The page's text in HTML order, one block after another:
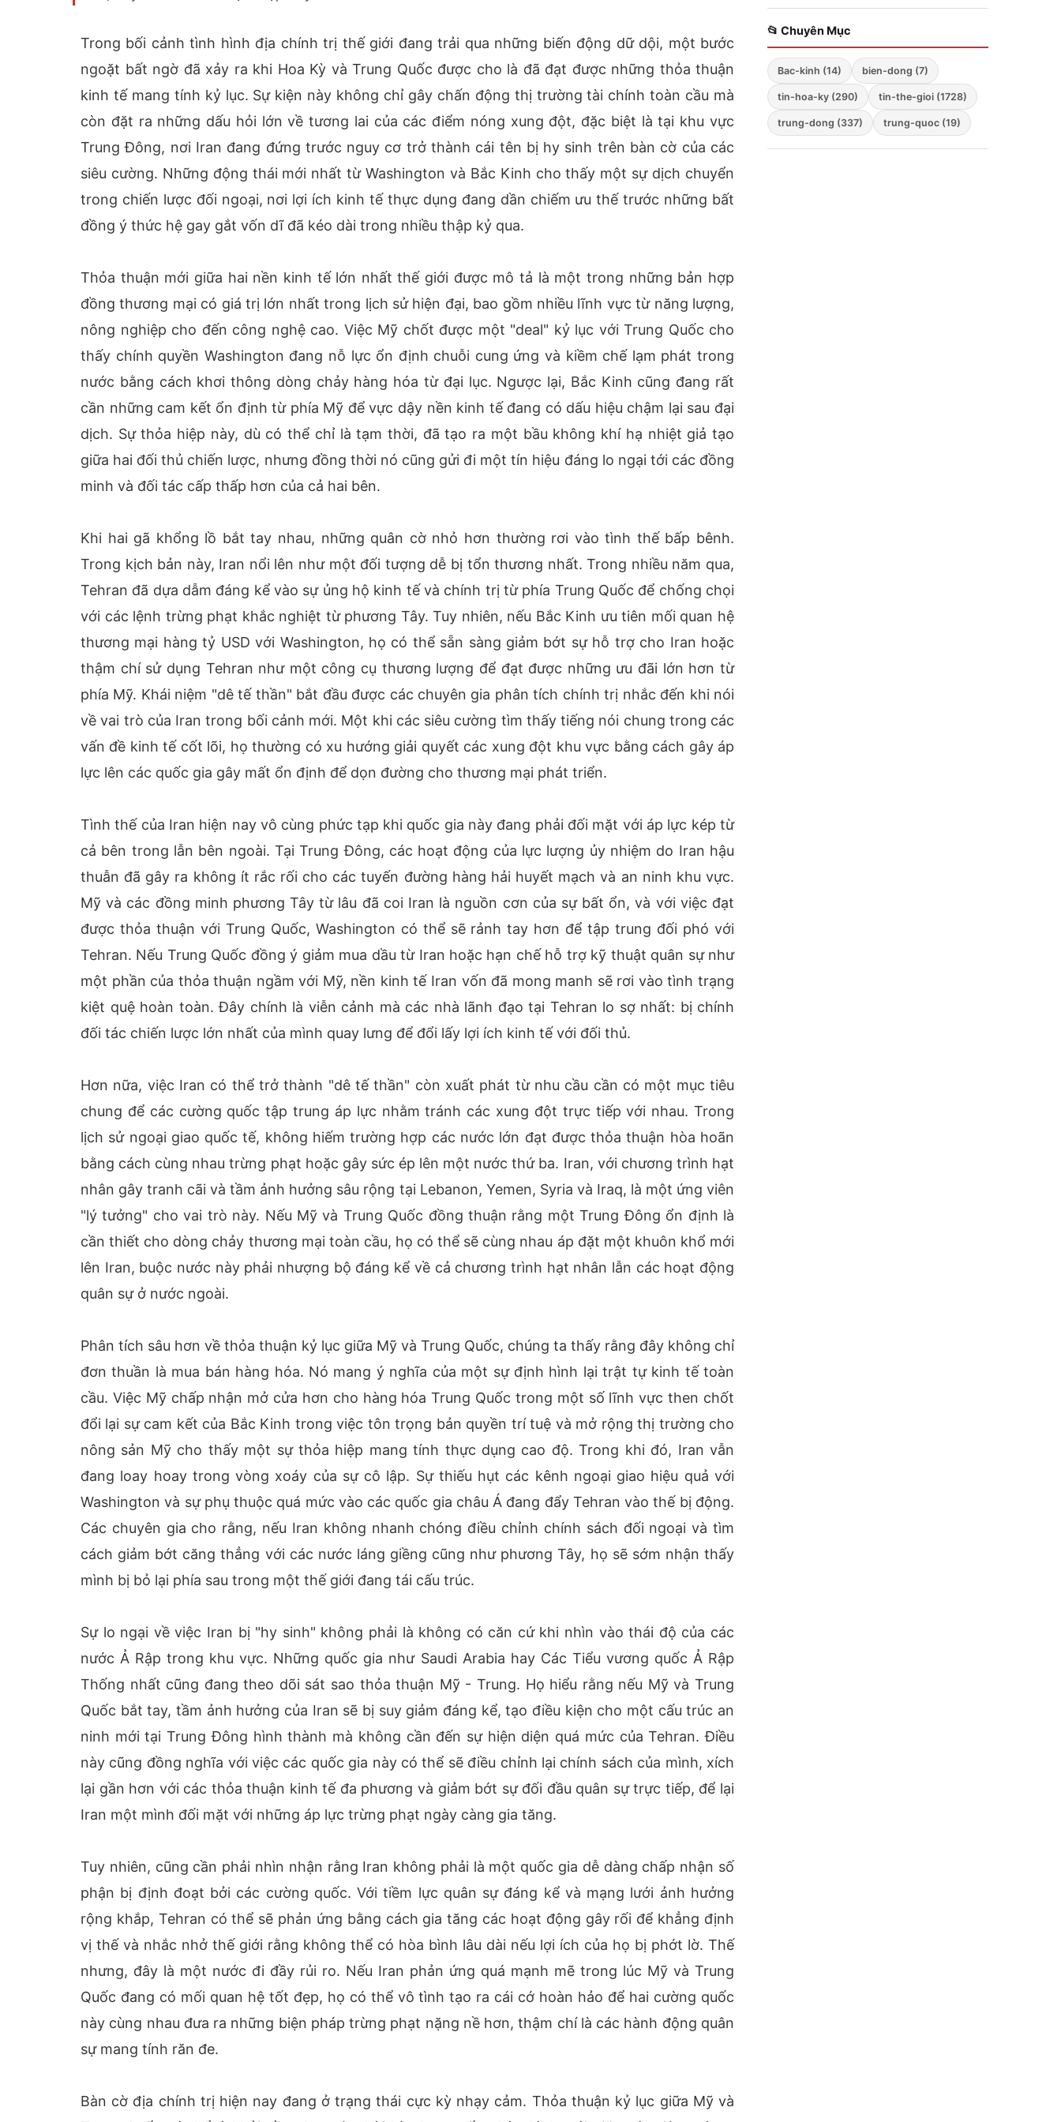
Trong bối cảnh tình hình địa chính trị thế giới đang trải qua những biến động dữ dội, một bước
ngoặt bất ngờ đã xảy ra khi Hoa Kỳ và Trung Quốc được cho là đã đạt được những thỏa thuận
kinh tế mang tính kỷ lục. Sự kiện này không chỉ gây chấn động thị trường tài chính toàn cầu mà
còn đặt ra những dấu hỏi lớn về tương lai của các điểm nóng xung đột, đặc biệt là tại khu vực
Trung Đông, nơi Iran đang đứng trước nguy cơ trở thành cái tên bị hy sinh trên bàn cờ của các
siêu cường. Những động thái mới nhất từ Washington và Bắc Kinh cho thấy một sự dịch chuyển
trong chiến lược đối ngoại, nơi lợi ích kinh tế thực dụng đang dần chiếm ưu thế trước những bất
đồng ý thức hệ gay gắt vốn dĩ đã kéo dài trong nhiều thập kỷ qua.
Thỏa thuận mới giữa hai nền kinh tế lớn nhất thế giới được mô tả là một trong những bản hợp
đồng thương mại có giá trị lớn nhất trong lịch sử hiện đại, bao gồm nhiều lĩnh vực từ năng lượng,
nông nghiệp cho đến công nghệ cao. Việc Mỹ chốt được một "deal" kỷ lục với Trung Quốc cho
thấy chính quyền Washington đang nỗ lực ổn định chuỗi cung ứng và kiềm chế lạm phát trong
nước bằng cách khơi thông dòng chảy hàng hóa từ đại lục. Ngược lại, Bắc Kinh cũng đang rất
cần những cam kết ổn định từ phía Mỹ để vực dậy nền kinh tế đang có dấu hiệu chậm lại sau đại
dịch. Sự thỏa hiệp này, dù có thể chỉ là tạm thời, đã tạo ra một bầu không khí hạ nhiệt giả tạo
giữa hai đối thủ chiến lược, nhưng đồng thời nó cũng gửi đi một tín hiệu đáng lo ngại tới các đồng
minh và đối tác cấp thấp hơn của cả hai bên.
Khi hai gã khổng lồ bắt tay nhau, những quân cờ nhỏ hơn thường rơi vào tình thế bấp bênh.
Trong kịch bản này, Iran nổi lên như một đối tượng dễ bị tổn thương nhất. Trong nhiều năm qua,
Tehran đã dựa dẫm đáng kể vào sự ủng hộ kinh tế và chính trị từ phía Trung Quốc để chống chọi
với các lệnh trừng phạt khắc nghiệt từ phương Tây. Tuy nhiên, nếu Bắc Kinh ưu tiên mối quan hệ
thương mại hàng tỷ USD với Washington, họ có thể sẵn sàng giảm bớt sự hỗ trợ cho Iran hoặc
thậm chí sử dụng Tehran như một công cụ thương lượng để đạt được những ưu đãi lớn hơn từ
phía Mỹ. Khái niệm "dê tế thần" bắt đầu được các chuyên gia phân tích chính trị nhắc đến khi nói
về vai trò của Iran trong bối cảnh mới. Một khi các siêu cường tìm thấy tiếng nói chung trong các
vấn đề kinh tế cốt lõi, họ thường có xu hướng giải quyết các xung đột khu vực bằng cách gây áp
lực lên các quốc gia gây mất ổn định để dọn đường cho thương mại phát triển.
Tình thế của Iran hiện nay vô cùng phức tạp khi quốc gia này đang phải đối mặt với áp lực kép từ
cả bên trong lẫn bên ngoài. Tại Trung Đông, các hoạt động của lực lượng ủy nhiệm do Iran hậu
thuẫn đã gây ra không ít rắc rối cho các tuyến đường hàng hải huyết mạch và an ninh khu vực.
Mỹ và các đồng minh phương Tây từ lâu đã coi Iran là nguồn cơn của sự bất ổn, và với việc đạt
được thỏa thuận với Trung Quốc, Washington có thể sẽ rảnh tay hơn để tập trung đối phó với
Tehran. Nếu Trung Quốc đồng ý giảm mua dầu từ Iran hoặc hạn chế hỗ trợ kỹ thuật quân sự như
một phần của thỏa thuận ngầm với Mỹ, nền kinh tế Iran vốn đã mong manh sẽ rơi vào tình trạng
kiệt quệ hoàn toàn. Đây chính là viễn cảnh mà các nhà lãnh đạo tại Tehran lo sợ nhất: bị chính
đối tác chiến lược lớn nhất của mình quay lưng để đổi lấy lợi ích kinh tế với đối thủ.
Hơn nữa, việc Iran có thể trở thành "dê tế thần" còn xuất phát từ nhu cầu cần có một mục tiêu
chung để các cường quốc tập trung áp lực nhằm tránh các xung đột trực tiếp với nhau. Trong
lịch sử ngoại giao quốc tế, không hiếm trường hợp các nước lớn đạt được thỏa thuận hòa hoãn
bằng cách cùng nhau trừng phạt hoặc gây sức ép lên một nước thứ ba. Iran, với chương trình hạt
nhân gây tranh cãi và tầm ảnh hưởng sâu rộng tại Lebanon, Yemen, Syria và Iraq, là một ứng viên
"lý tưởng" cho vai trò này. Nếu Mỹ và Trung Quốc đồng thuận rằng một Trung Đông ổn định là
cần thiết cho dòng chảy thương mại toàn cầu, họ có thể sẽ cùng nhau áp đặt một khuôn khổ mới
lên Iran, buộc nước này phải nhượng bộ đáng kể về cả chương trình hạt nhân lẫn các hoạt động
quân sự ở nước ngoài.
Phân tích sâu hơn về thỏa thuận kỷ lục giữa Mỹ và Trung Quốc, chúng ta thấy rằng đây không chỉ
đơn thuần là mua bán hàng hóa. Nó mang ý nghĩa của một sự định hình lại trật tự kinh tế toàn
cầu. Việc Mỹ chấp nhận mở cửa hơn cho hàng hóa Trung Quốc trong một số lĩnh vực then chốt
đổi lại sự cam kết của Bắc Kinh trong việc tôn trọng bản quyền trí tuệ và mở rộng thị trường cho
nông sản Mỹ cho thấy một sự thỏa hiệp mang tính thực dụng cao độ. Trong khi đó, Iran vẫn
đang loay hoay trong vòng xoáy của sự cô lập. Sự thiếu hụt các kênh ngoại giao hiệu quả với
Washington và sự phụ thuộc quá mức vào các quốc gia châu Á đang đẩy Tehran vào thế bị động.
Các chuyên gia cho rằng, nếu Iran không nhanh chóng điều chỉnh chính sách đối ngoại và tìm
cách giảm bớt căng thẳng với các nước láng giềng cũng như phương Tây, họ sẽ sớm nhận thấy
mình bị bỏ lại phía sau trong một thế giới đang tái cấu trúc.
Sự lo ngại về việc Iran bị "hy sinh" không phải là không có căn cứ khi nhìn vào thái độ của các
nước Ả Rập trong khu vực. Những quốc gia như Saudi Arabia hay Các Tiểu vương quốc Ả Rập
Thống nhất cũng đang theo dõi sát sao thỏa thuận Mỹ - Trung. Họ hiểu rằng nếu Mỹ và Trung
Quốc bắt tay, tầm ảnh hưởng của Iran sẽ bị suy giảm đáng kể, tạo điều kiện cho một cấu trúc an
ninh mới tại Trung Đông hình thành mà không cần đến sự hiện diện quá mức của Tehran. Điều
này cũng đồng nghĩa với việc các quốc gia này có thể sẽ điều chỉnh lại chính sách của mình, xích
lại gần hơn với các thỏa thuận kinh tế đa phương và giảm bớt sự đối đầu quân sự trực tiếp, để lại
Iran một mình đối mặt với những áp lực trừng phạt ngày càng gia tăng.
Tuy nhiên, cũng cần phải nhìn nhận rằng Iran không phải là một quốc gia dễ dàng chấp nhận số
phận bị định đoạt bởi các cường quốc. Với tiềm lực quân sự đáng kể và mạng lưới ảnh hưởng
rộng khắp, Tehran có thể sẽ phản ứng bằng cách gia tăng các hoạt động gây rối để khẳng định
vị thế và nhắc nhở thế giới rằng không thể có hòa bình lâu dài nếu lợi ích của họ bị phớt lờ. Thế
nhưng, đây là một nước đi đầy rủi ro. Nếu Iran phản ứng quá mạnh mẽ trong lúc Mỹ và Trung
Quốc đang có mối quan hệ tốt đẹp, họ có thể vô tình tạo ra cái cớ hoàn hảo để hai cường quốc
này cùng nhau đưa ra những biện pháp trừng phạt nặng nề hơn, thậm chí là các hành động quân
sự mang tính răn đe.
Bàn cờ địa chính trị hiện nay đang ở trạng thái cực kỳ nhạy cảm. Thỏa thuận kỷ lục giữa Mỹ và
triển khai chiến lược
chế vào lòng nước
📂 Chuyên Mục
Bac-kinh (14) bien-dong (7)
tin-hoa-ky (290) tin-the-gioi (1728)
trung-dong (337) trung-quoc (19)